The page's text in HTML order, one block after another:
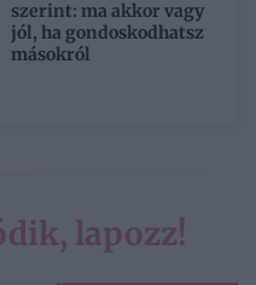
szerint: ma akkor vagy
jól, ha gondoskodhatsz
másokról
lapozz!